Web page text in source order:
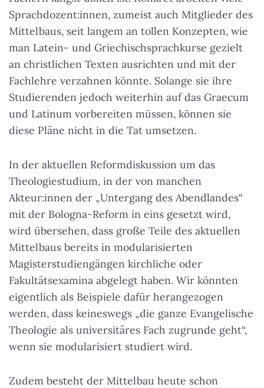
Sprachdozent:innen, zumeist auch Mitglieder des
Mittelbaus, seit langem an tollen Konzepten, wie
man Latein- und Griechischsprachkurse gezielt
an christlichen Texten ausrichten und mit der
Fachlehre verzahnen könnte. Solange sie ihre
Studierenden jedoch weiterhin auf das Graecum
und Latinum vorbereiten müssen, können sie
diese Pläne nicht in die Tat umsetzen.
In der aktuellen Reformdiskussion um das
Theologiestudium, in der von manchen
Akteur:innen der „Untergang des Abendlandes“
mit der Bologna-Reform in eins gesetzt wird,
wird übersehen, dass große Teile des aktuellen
Mittelbaus bereits in modularisierten
Magisterstudiengängen kirchliche oder
Fakultätsexamina abgelegt haben. Wir könnten
eigentlich als Beispiele dafür herangezogen
werden, dass keineswegs „die ganze Evangelische
Theologie als universitäres Fach zugrunde geht“,
wenn sie modularisiert studiert wird.
Zudem besteht der Mittelbau heute schon